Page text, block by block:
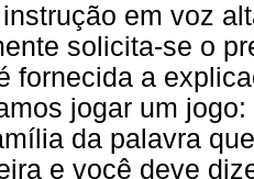
em voz
solicita-se o
fornecida a
jogar um
da palavra
e você deve